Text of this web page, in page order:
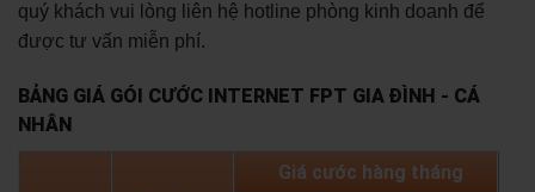
quý khách vui lòng liên hệ hotline phòng kinh doanh để
được tư vấn miễn phí.
BẢNG GIÁ GÓI CƯỚC INTERNET FPT GIA ĐÌNH - CÁ
NHÂN
Giá cước hàng tháng